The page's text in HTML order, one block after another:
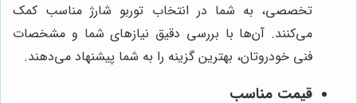
تخصصی، به شما در انتخاب توربو شارژ مناسب کمک
می‌کنند. آن‌ها با بررسی دقیق نیازهای شما و مشخصات
فنی خودروتان، بهترین گزینه را به شما پیشنهاد می‌دهند.
قیمت مناسب